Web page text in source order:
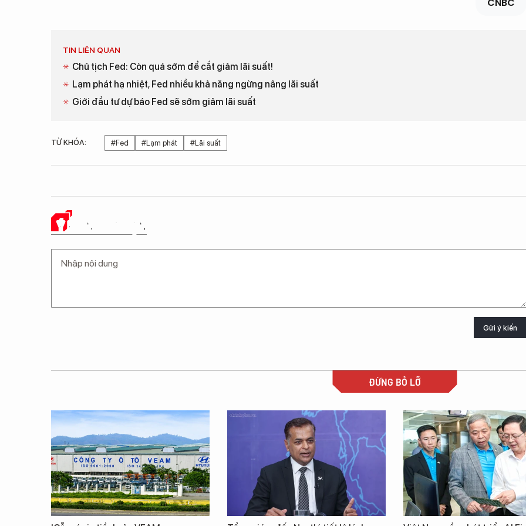
TIN LIÊN QUAN
Chủ tịch Fed: Còn quá sớm để cắt giảm lãi suất!
Lạm phát hạ nhiệt, Fed nhiều khả năng ngừng nâng lãi suất
Giới đầu tư dự báo Fed sẽ sớm giảm lãi suất
TỪ KHÓA: #Fed #Lạm phát #Lãi suất
Ý KIẾN CỦA BẠN
Gửi ý kiến
ĐỪNG BỎ LỠ